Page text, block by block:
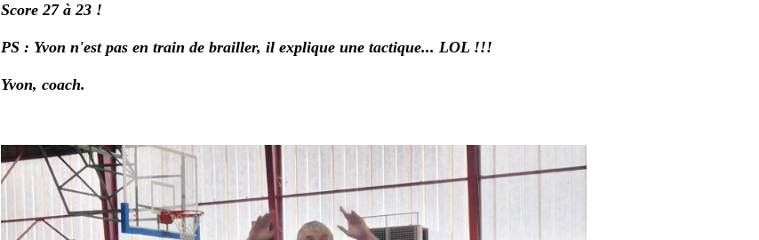
Score 27 à 23 !
PS : Yvon n'est pas en train de brailler, il explique une tactique... LOL !!!
Yvon, coach.